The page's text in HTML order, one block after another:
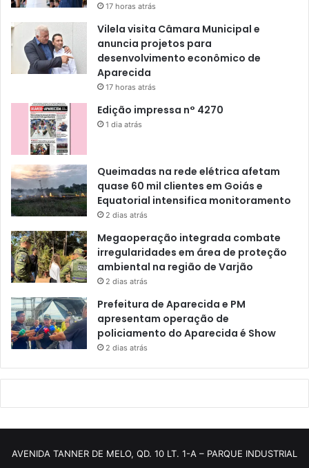
17 horas atrás
Vilela visita Câmara Municipal e
anuncia projetos para
desenvolvimento econômico de
Aparecida
17 horas atrás
Edição impressa n° 4270
1 dia atrás
Queimadas na rede elétrica afetam
quase 60 mil clientes em Goiás e
Equatorial intensifica monitoramento
2 dias atrás
Megaoperação integrada combate
irregularidades em área de proteção
ambiental na região de Varjão
2 dias atrás
Prefeitura de Aparecida e PM
apresentam operação de
policiamento do Aparecida é Show
2 dias atrás
AVENIDA TANNER DE MELO, QD. 10 LT. 1-A – PARQUE INDUSTRIAL